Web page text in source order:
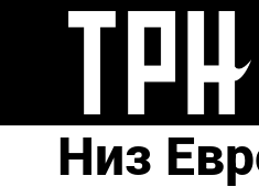
Низ